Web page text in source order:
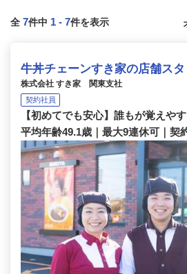
全 7件中 1 - 7件を表示
牛丼チェーンすき家の店舗ス
株式会社 すき家 関東支社
契約社員
【初めてでも安心】誰もが覚えや
平均年齢49.1歳｜最大9連休可｜契